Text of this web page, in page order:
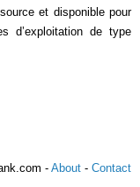
et disponible pour
d’exploitation de type
- About - Contact